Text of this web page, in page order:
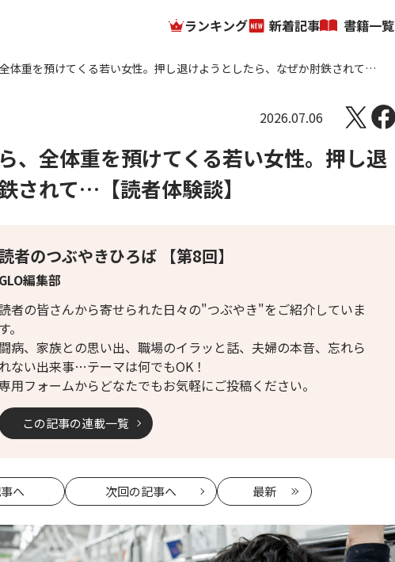
ランキング 新着記事 書籍一覧
体重を預けてくる若い女性。押し退けようとしたら、なぜか肘鉄されて…
2026.07.06
、全体重を預けてくる若い女性。押し退
されて…【読者体験談】
読者のつぶやきひろば 【第8回】
GLO編集部
者の皆さんから寄せられた日々の"つぶやき"をご紹介していま
す。
闘病、家族との思い出、職場のイラッと話、夫婦の本音、忘れら
れない出来事…テーマは何でもOK！
用フォームからどなたでもお気軽にご投稿ください。
この記事の連載一覧
へ 次回の記事へ 最新